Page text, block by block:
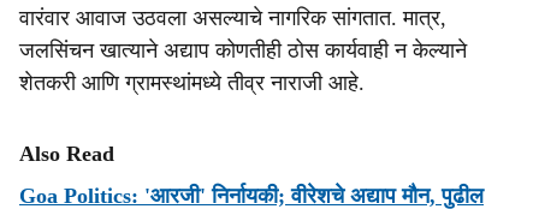
वारंवार आवाज उठवला असल्याचे नागरिक सांगतात. मात्र,
जलसिंचन खात्याने अद्याप कोणतीही ठोस कार्यवाही न केल्याने
शेतकरी आणि ग्रामस्थांमध्ये तीव्र नाराजी आहे.
Also Read
Goa Politics: 'आरजी' निर्नायकी; वीरेशचे अद्याप मौन, पुढील